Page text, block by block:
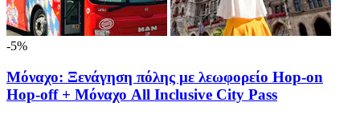
-5%
Μόναχο: Ξενάγηση πόλης με λεωφορείο Hop-on
Hop-off + Μόναχο All Inclusive City Pass